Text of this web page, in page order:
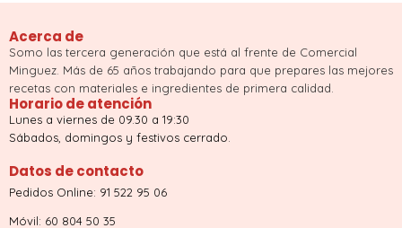
Acerca de
Somo las tercera generación que está al frente de Comercial
Minguez. Más de 65 años trabajando para que prepares las mejores
recetas con materiales e ingredientes de primera calidad.
Horario de atención
Lunes a viernes de 09.30 a 19:30
Sábados, domingos y festivos cerrado.
Datos de contacto
Pedidos Online: 91 522 95 06
Móvil: 60 804 50 35